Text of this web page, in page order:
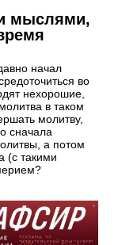
мыслями,
начал
во
нехорошие,
в таком
молитву,
сначала
а потом
(с такими